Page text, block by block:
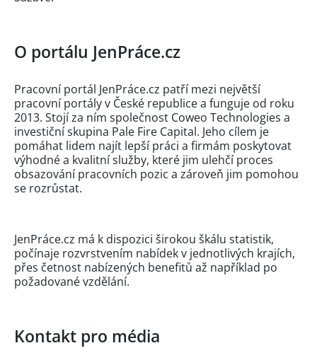
O portálu JenPráce.cz
Pracovní portál JenPráce.cz patří mezi největší
pracovní portály v České republice a funguje od roku
2013. Stojí za ním společnost Coweo Technologies a
investiční skupina Pale Fire Capital. Jeho cílem je
pomáhat lidem najít lepší práci a firmám poskytovat
výhodné a kvalitní služby, které jim ulehčí proces
obsazování pracovních pozic a zároveň jim pomohou
se rozrůstat.
JenPráce.cz má k dispozici širokou škálu statistik,
počínaje rozvrstvením nabídek v jednotlivých krajích,
přes četnost nabízených benefitů až například po
požadované vzdělání.
Kontakt pro média